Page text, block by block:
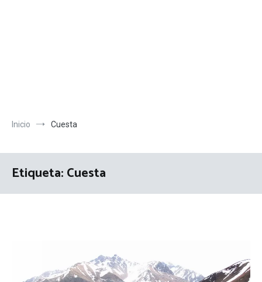
Inicio Cuesta
Etiqueta:Cuesta